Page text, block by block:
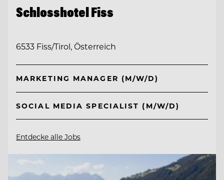
Schlosshotel Fiss
6533 Fiss/Tirol, Österreich
MARKETING MANAGER (M/W/D)
SOCIAL MEDIA SPECIALIST (M/W/D)
Entdecke alle Jobs